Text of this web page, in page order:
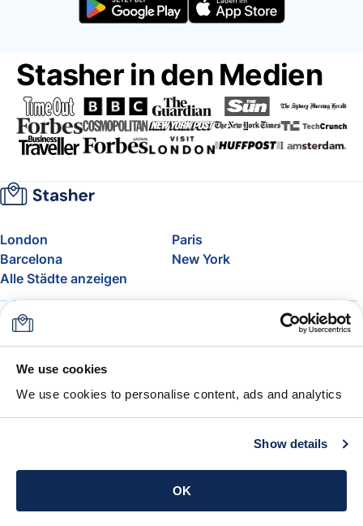
We use cookies
We use cookies to personalise content, ads and analytics
Show details
OK
Stasher in den Medien
London
Paris
Barcelona
New York
Alle Städte anzeigen
Über uns
FAQ
Support
Blog
Freigepäck bei Airlines
Die Stasher-Garantie
AGB
App holen